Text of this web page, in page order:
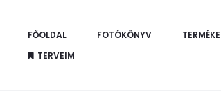
FŐOLDAL FOTÓKÖNYV
TERVEIM